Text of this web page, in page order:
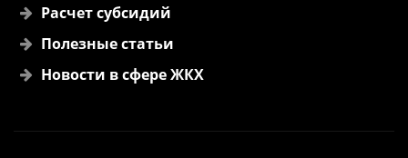
Расчет субсидий
Полезные статьи
Новости в сфере ЖКХ